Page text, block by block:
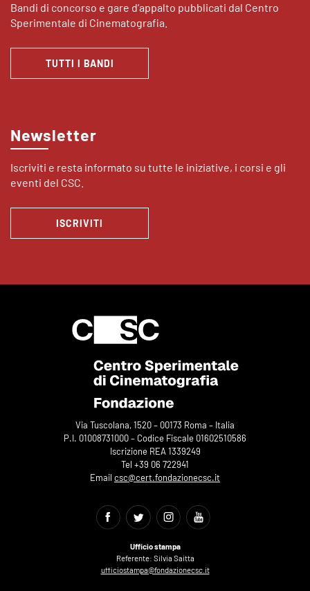
Bandi di concorso e gare d’appalto pubblicati dal Centro
Sperimentale di Cinematografia.
TUTTI I BANDI
Newsletter
Iscriviti e resta informato su tutte le iniziative, i corsi e gli
eventi del CSC.
ISCRIVITI
Via Tuscolana, 1520 – 00173 Roma – Italia
P.I. 01008731000 – Codice Fiscale 01602510586
Iscrizione REA 1339249
Tel +39 06 722941
Email csc@cert.fondazionecsc.it
Ufficio stampa
Referente: Silvia Saitta
ufficiostampa@fondazionecsc.it